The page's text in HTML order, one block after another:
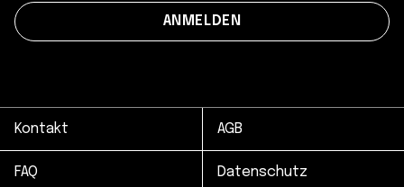
Kontakt AGB
FAQ Datenschutz